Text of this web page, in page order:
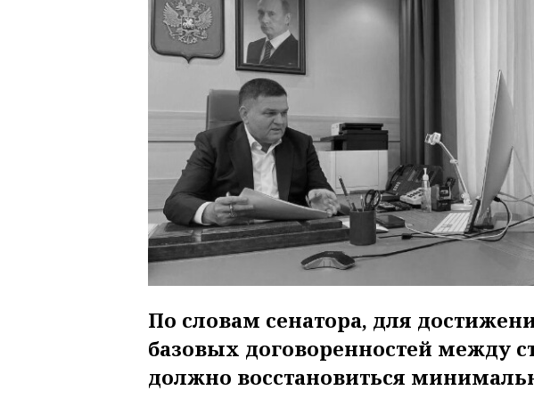
По словам сенатора, для
базовых договоренностей между
должно восстановиться